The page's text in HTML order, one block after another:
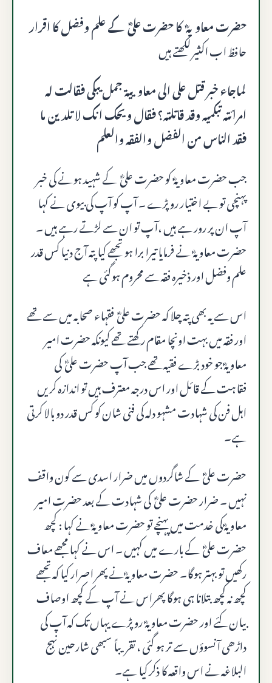
حضرت معاویہؓ کا حضرت علیؓ کے علم وفضل کا اقرار
حافظ اب اکثیر لکھتے ہیں
لماجاء خبر قتل على الى معاويية جمل يبكى فقالت له
امرائته تبكميه وقد قاتلته؟ فقال ویحک انک لا تلدين ما
فقد الناس من الفضل والفقه والعلم
جب حضرت معاویہؓ کو حضرت علیؓ کے شہید ہونے کی خبر
پہنچی تو بے اختیار رو پڑے ۔ آپ کو آپ کی بیوی نے کہا
آپ ان پر رور ہے ہیں ،آپ تو ان سے لڑتے رہے ہیں ۔
حضرت معاویہؓ نے فرمایا تیرا برا ہو تجھے کیا پتہ آج دنیا کس قدر
علم وفضل اور ذخیرہ فقہ سے محروم ہوگئی ہے
اس سے یہ بھی پتہ چلا کہ حضرت علیؓ فقہاء صحابہ میں سے تھے
اور فقہ میں بہت اونچا مقام رکھتے تھے کیونکہ حضرت امیر
معاویہؓ جو خود بڑے فقیہ تھے جب آپ حضرت علیؓ کی
فقاہت کے قائل اور اس درجہ معترف ہیں تو اندازہ کریں
اہل فن کی شہادت مشہو دلہ کی فنی شان کو کس قدر دو بالا کرتی
ہے۔
حضرت علیؓ کے شاگردوں میں ضرار اسدی سے کون واقف
نہیں ۔ ضرار حضرت علیؓ کی شہادت کے بعد حضرت امیر
معاویہؓ کی خدمت میں پہنچے تو حضرت معاویہؓ نے کہا : کچھ
حضرت علیؓ کے بارے میں کہیں ۔ اس نے کہا مجھے معاف
رکھیں تو بہتر ہوگا۔ حضرت معاویہؓ نے پھر اصرار کیا کہ تجھے
کچھ نہ کچھ بتلانا ہی ہوگا پھراس نے آپ کے کچھ اوصاف
بیان کئے اور حضرت معاویہؓ رو پڑے یہاں تک کہ آپ کی
داڑھی آنسوؤں سے تر ہو گئی ، تقریباً سبھی شارحین نہج
البلاغہ نے اس واقعہ کا ذکر کیا ہے۔